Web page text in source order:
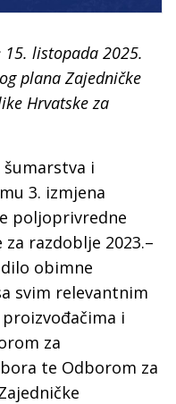
listopada 2025.
plana Zajedničke
Hrvatske za
i
3. izmjena
poljoprivredne
razdoblje 2023.–
obimne
svim relevantnim
i
za
te Odborom za